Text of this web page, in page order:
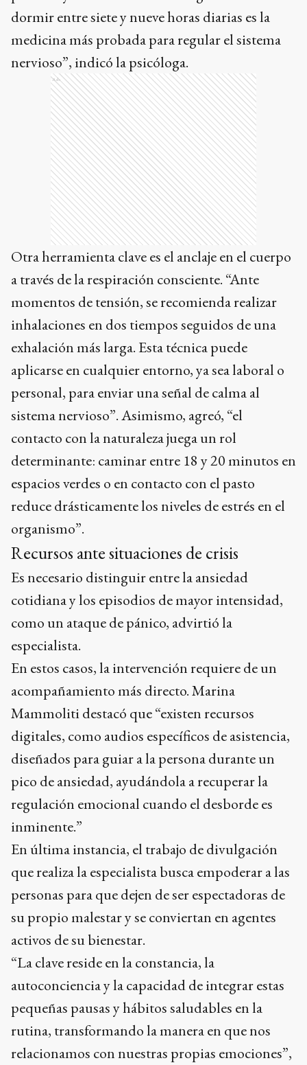
dormir entre siete y nueve horas diarias es la
medicina más probada para regular el sistema
nervioso”, indicó la psicóloga.
Ads
Otra herramienta clave es el anclaje en el cuerpo
a través de la respiración consciente. “Ante
momentos de tensión, se recomienda realizar
inhalaciones en dos tiempos seguidos de una
exhalación más larga. Esta técnica puede
aplicarse en cualquier entorno, ya sea laboral o
personal, para enviar una señal de calma al
sistema nervioso”. Asimismo, agreó, “el
contacto con la naturaleza juega un rol
determinante: caminar entre 18 y 20 minutos en
espacios verdes o en contacto con el pasto
reduce drásticamente los niveles de estrés en el
organismo”.
Recursos ante situaciones de crisis
Es necesario distinguir entre la ansiedad
cotidiana y los episodios de mayor intensidad,
como un ataque de pánico, advirtió la
especialista.
En estos casos, la intervención requiere de un
acompañamiento más directo. Marina
Mammoliti destacó que “existen recursos
digitales, como audios específicos de asistencia,
diseñados para guiar a la persona durante un
pico de ansiedad, ayudándola a recuperar la
regulación emocional cuando el desborde es
inminente.”
En última instancia, el trabajo de divulgación
que realiza la especialista busca empoderar a las
personas para que dejen de ser espectadoras de
su propio malestar y se conviertan en agentes
activos de su bienestar.
“La clave reside en la constancia, la
autoconciencia y la capacidad de integrar estas
pequeñas pausas y hábitos saludables en la
rutina, transformando la manera en que nos
relacionamos con nuestras propias emociones”,